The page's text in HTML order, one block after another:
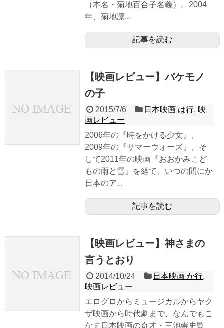
（本名・菊地百合子名義）。2004
年、菊地凛...
記事を読む
【映画レビュー】バケモノ
の子
2015/7/6 日本映画 は行, 映
画レビュー
2006年の『時をかける少女』、
2009年の『サマーウォーズ』、そ
して2011年の映画『おおかみこど
もの雨と雪』を経て、いつの間にか
日本のア...
記事を読む
【映画レビュー】神さまの
言うとおり
2014/10/24 日本映画 か行,
映画レビュー
エログロからミュージカルからヤク
ザ映画から時代劇まで、なんでもこ
なす日本映画の奇才・三池崇史監